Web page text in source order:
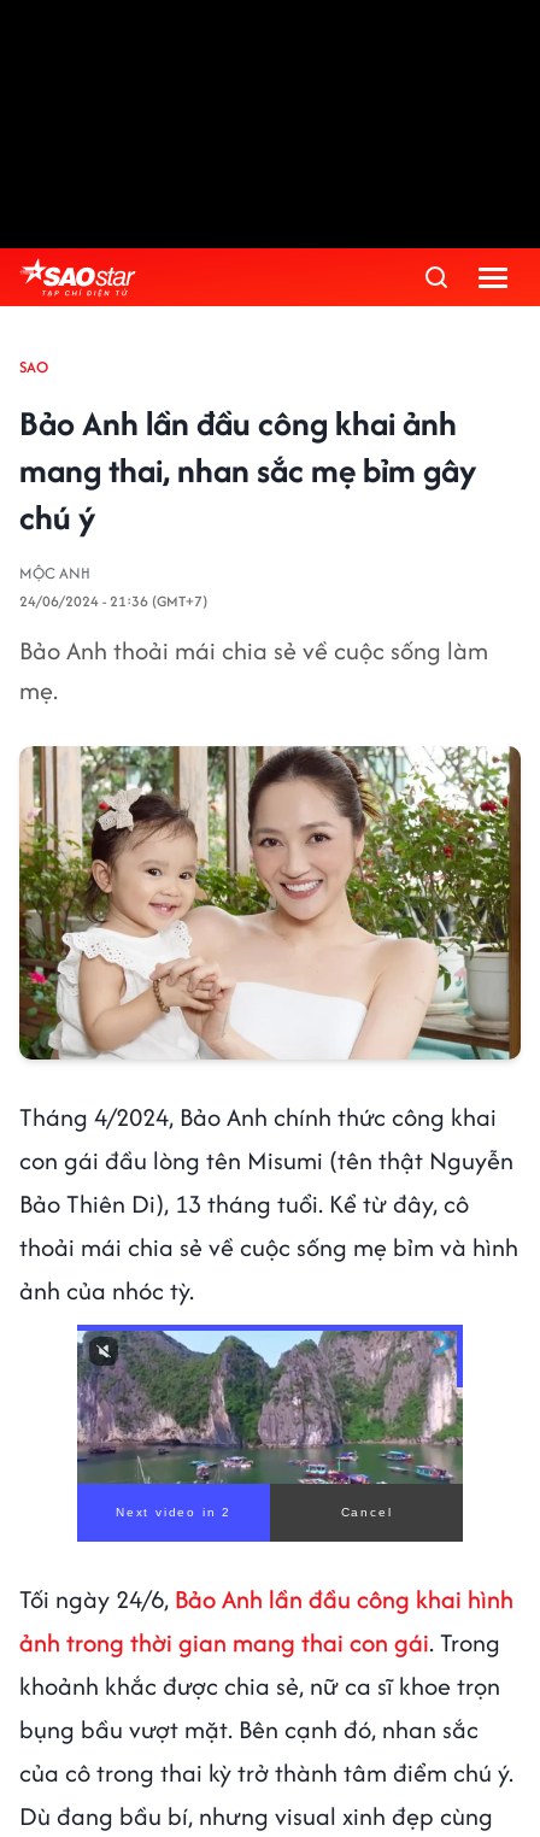
SAO
Bảo Anh lần đầu công khai ảnh
mang thai, nhan sắc mẹ bỉm gây
chú ý
MỘC ANH
24/06/2024 - 21:36 (GMT+7)
Bảo Anh thoải mái chia sẻ về cuộc sống làm
mẹ.
Tháng 4/2024, Bảo Anh chính thức công khai
con gái đầu lòng tên Misumi (tên thật Nguyễn
Bảo Thiên Di), 13 tháng tuổi. Kể từ đây, cô
thoải mái chia sẻ về cuộc sống mẹ bỉm và hình
ảnh của nhóc tỳ.
Tối ngày 24/6, Bảo Anh lần đầu công khai hình
ảnh trong thời gian mang thai con gái. Trong
khoảnh khắc được chia sẻ, nữ ca sĩ khoe trọn
bụng bầu vượt mặt. Bên cạnh đó, nhan sắc
của cô trong thai kỳ trở thành tâm điểm chú ý.
Dù đang bầu bí, nhưng visual xinh đẹp cùng